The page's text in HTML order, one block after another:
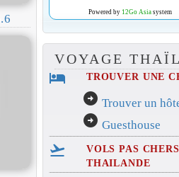
Powered by 12Go Asiasystem
VOYAGE
hotel TROUVER UNE
arrow_circle_right Trouver un
arrow_circle_right Guesthouse
flight_takeoff
VOLS PAS CHERS
THAILANDE